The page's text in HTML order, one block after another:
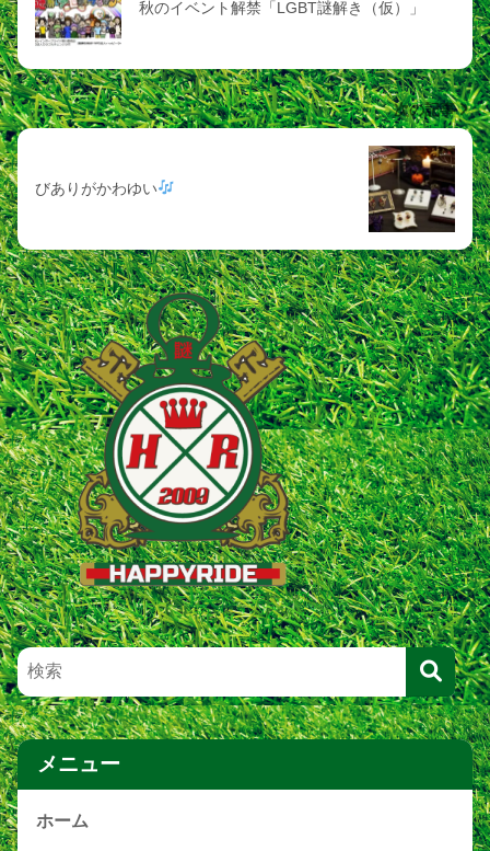
秋のイベント解禁「LGBT謎解き（仮）」
次の記事
びありがかわゆい
メニュー
ホーム